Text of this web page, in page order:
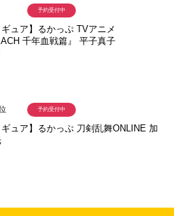
ギュア】るかっぷ TVアニメ
千年血戦篇』 平子真子
予約受付中
ギュア】るかっぷ 刀剣乱舞ONLINE 加
予約受付中